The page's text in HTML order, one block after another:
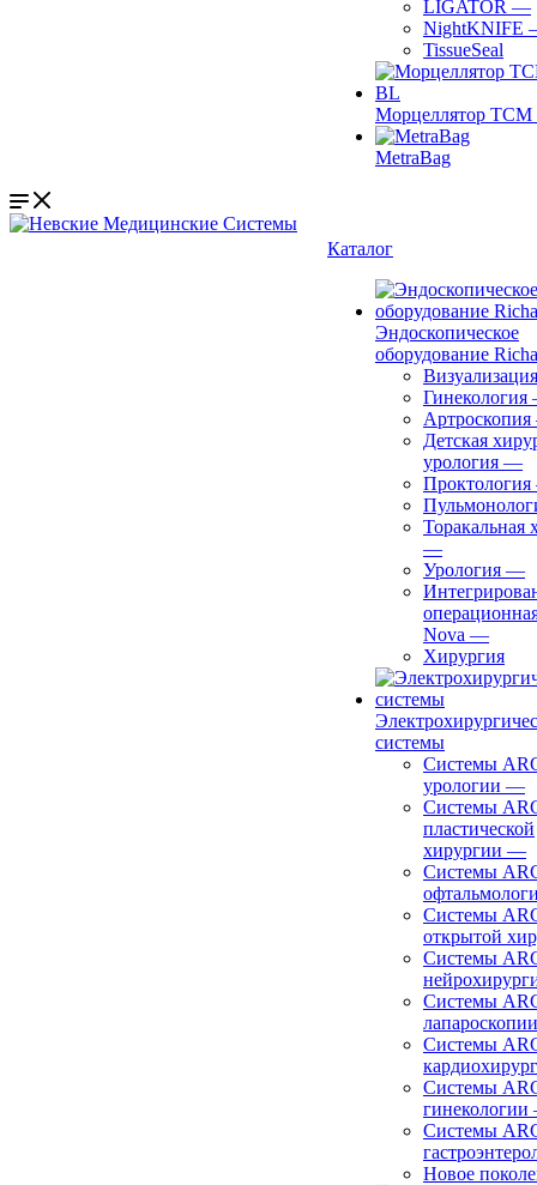
LIGATOR —
NightKNIFE
TissueSeal
Морцеллятор ТСМ
MetraBag
Каталог
Эндоскопическое
оборудование
Визуализация
Гинекология
Артроскопия
Детская
урология —
Проктология
Торакальная
—
Урология —
Nova —
Хирургия
системы
Системы
урологии —
Системы
пластической
хирургии —
Системы
Системы
открытой
Системы
Системы
лапароскопии
Системы
Системы
гинекологии
Системы
Новое